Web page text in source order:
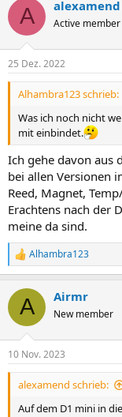
A alexamend
Active member
25 Dez. 2022
Alhambra123 schrieb:
Was ich noch nicht
mit einbindet.
Ich gehe davon aus
bei allen Versionen
Reed, Magnet,
Erachtens nach der
meine da sind.
R
e
k
i
e
n
Alhambra123
A Airmr
New member
10 Nov. 2023
alexamend schrieb:
Auf dem D1 mini in